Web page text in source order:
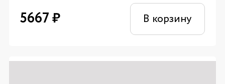
5667₽ В корзину